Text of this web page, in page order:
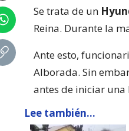
Se trata de un
Reina. Durante la
Ante esto,
Alborada. Sin
antes de iniciar
Lee también...